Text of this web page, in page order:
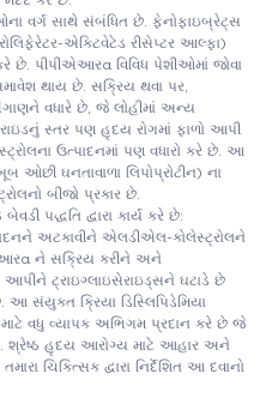
વર્ગ સાથે સંબંધિત છે. ફેનોફાઇબ્રેટ્સ
એક્ટિવેટેડ રીસેપ્ટર આલ્ફા)
છે. પીપીએઆરα વિવિધ પેશીઓમાં જોવા
થાય છે. સક્રિય થવા પર,
વધારે છે, જે લોહીમાં અન્ય
સ્તર પણ હૃદય રોગમાં ફાળો આપી
ઉત્પાદનમાં પણ વધારો કરે છે. આ
ઘનતાવાળા લિપોપ્રોટીન) ના
બીજો પ્રકાર છે.
પદ્ધતિ દ્વારા કાર્ય કરે છે:
અટકાવીને એલડીએલ-કોલેસ્ટ્રોલને
ને સક્રિય કરીને અને
આપીને ટ્રાઇગ્લાઇસેરાઇડ્સને ઘટાડે છે
સંયુક્ત ક્રિયા ડિસ્લિપિડેમિયા
વધુ વ્યાપક અભિગમ પ્રદાન કરે છે જે
શ્રેષ્ઠ હૃદય આરોગ્ય માટે આહાર અને
ચિકિત્સક દ્વારા નિર્દેશિત આ દવાનો